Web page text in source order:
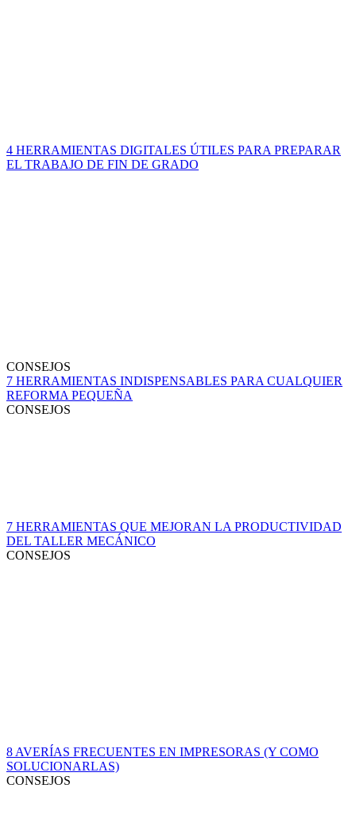
4 HERRAMIENTAS DIGITALES ÚTILES PARA PREPARAR
EL TRABAJO DE FIN DE GRADO
CONSEJOS
7 HERRAMIENTAS INDISPENSABLES PARA CUALQUIER
REFORMA PEQUEÑA
CONSEJOS
7 HERRAMIENTAS QUE MEJORAN LA PRODUCTIVIDAD
DEL TALLER MECÁNICO
CONSEJOS
8 AVERÍAS FRECUENTES EN IMPRESORAS (Y COMO
SOLUCIONARLAS)
CONSEJOS